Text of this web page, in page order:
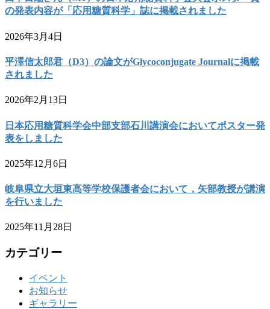
の発表内容が「応用糖質科学」誌に掲載されました
2026年3月4日
平澤信太郎君（D3）の論文がGlycoconjugate Journalに掲載
されました
2026年2月13日
日本応用糖質科学会中部支部石川講演会においてポスター発
表をしました
2025年12月6日
岐阜県立大垣東高等学校保護者会において，矢部教授が講演
を行いました
2025年11月28日
カテゴリー
イベント
お知らせ
ギャラリー